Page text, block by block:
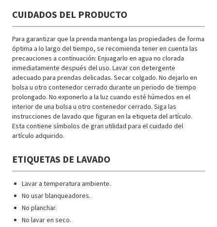
CUIDADOS DEL PRODUCTO
Para garantizar que la prenda mantenga las propiedades de forma
óptima a lo largo del tiempo, se recomienda tener en cuenta las
precauciones a continuación: Enjuagarlo en agua no clorada
inmediatamente después del uso. Lavar con detergente
adecuado para prendas delicadas. Secar colgado. No dejarlo en
bolsa u otro contenedor cerrado durante un periodo de tiempo
prolongado. No exponerlo a la luz cuando esté húmedos en el
interior de una bolsa u otro contenedor cerrado. Siga las
instrucciones de lavado que figuran en la etiqueta del artículo.
Esta contiene símbolos de gran utilidad para el cuidado del
artículo adquirido.
ETIQUETAS DE LAVADO
Lavar a temperatura ambiente.
No usar blanqueadores.
No planchar.
No lavar en seco.